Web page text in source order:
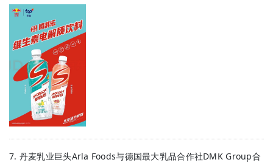
7. 丹麦乳业巨头Arla Foods与德国最大乳品合作社DMK Group合